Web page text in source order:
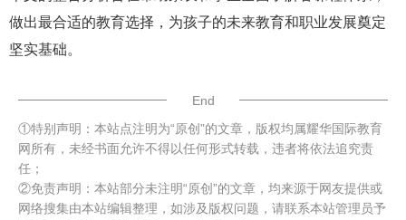
做出最合适的教育选择，为孩子的未来教育和职业发展奠定
坚实基础。
End
①特别声明：本站点注明为“原创”的文章，版权均属耀华国际教育
网所有，未经书面允许不得以任何形式转载，违者将依法追究责
任；
②免责声明：本站部分未注明“原创”的文章，均来源于网友提供或
网络搜集由本站编辑整理，如涉及版权问题，请联系本站管理员予